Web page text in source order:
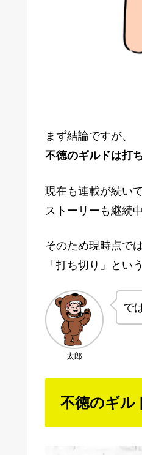
まず結論ですが、
不徳のギルドは打
現在も連載が続いて
ストーリーも継続
そのため現時点で
「打ち切り」とい
太郎
で
不徳のギル